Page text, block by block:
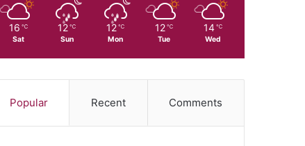
16 ℃
Sat
12 ℃
Sun
12 ℃
Mon
12 ℃
Tue
14 ℃
Wed
Popular Recent Comments